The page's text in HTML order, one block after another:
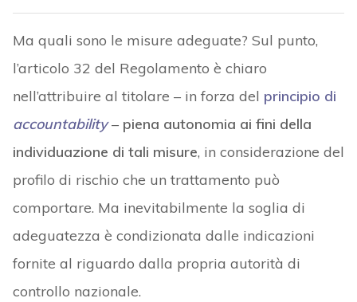
Ma quali sono le misure adeguate? Sul punto,
l’articolo 32 del Regolamento è chiaro
nell’attribuire al titolare – in forza del principio di
accountability– piena autonomia ai fini della
individuazione di tali misure, in considerazione del
profilo di rischio che un trattamento può
comportare. Ma inevitabilmente la soglia di
adeguatezza è condizionata dalle indicazioni
fornite al riguardo dalla propria autorità di
controllo nazionale.